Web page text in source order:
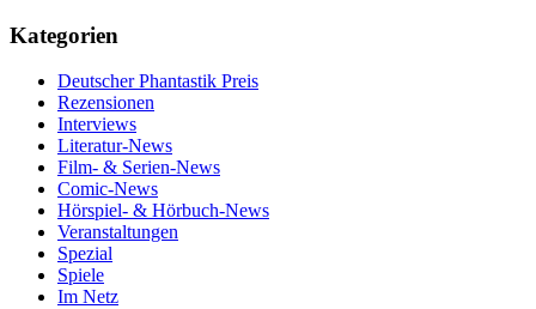
Kategorien
Deutscher Phantastik Preis
Rezensionen
Interviews
Literatur-News
Film- & Serien-News
Comic-News
Hörspiel- & Hörbuch-News
Veranstaltungen
Spezial
Spiele
Im Netz